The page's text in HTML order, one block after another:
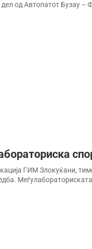
од Автопатот Бузау –
ГИМ Злокуќани,